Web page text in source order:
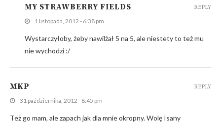
MY STRAWBERRY FIELDS
1 listopada, 2012 - 6:38 pm
Wystarczyłoby, żeby nawilżał 5 na 5, ale niestety to też mu
nie wychodzi :/
REPLY
MKP
31 października, 2012 - 8:45 pm
Też go mam, ale zapach jak dla mnie okropny. Wolę Isany
REPLY